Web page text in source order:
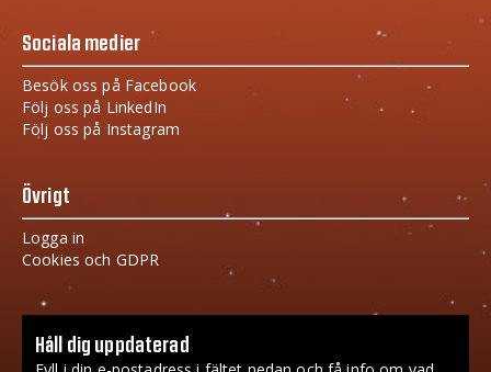
Sociala medier
Besök oss på Facebook
Följ oss på LinkedIn
Följ oss på Instagram
Övrigt
Logga in
Cookies och GDPR
Håll dig uppdaterad